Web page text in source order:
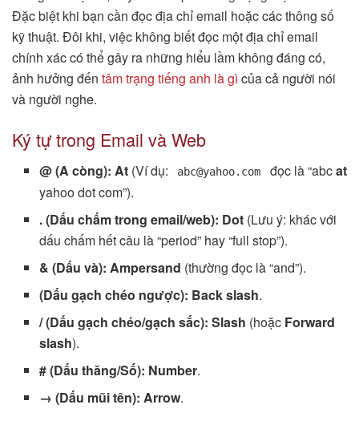
Đặc biệt khi bạn cần đọc địa chỉ email hoặc các thông số
kỹ thuật. Đôi khi, việc không biết đọc một địa chỉ email
chính xác có thể gây ra những hiểu lầm không đáng có,
ảnh hưởng đến tâm trạng tiếng anh là gì của cả người nói
và người nghe.
Ký tự trong Email và Web
@ (A còng): At (Ví dụ: abc@yahoo.com đọc là “abcat
yahoo dot com”).
. (Dấu chấm trong email/web): Dot (Lưu ý: khác với
dấu chấm hết câu là “period” hay “full stop”).
& (Dấu và): Ampersand (thường đọc là “and”).
(Dấu gạch chéo ngược): Back slash.
/ (Dấu gạch chéo/gạch sắc): Slash (hoặc Forward
slash).
# (Dấu thăng/Số): Number.
→ (Dấu mũi tên): Arrow.